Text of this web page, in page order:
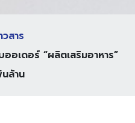
สาร
อเดอร์ “ผลิตเสริมอาหาร”
ล้าน